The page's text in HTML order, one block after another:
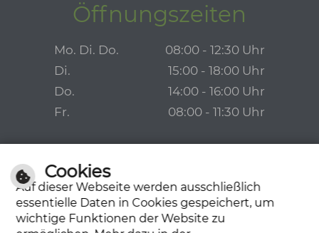
Öffnungszeiten
Mo. Di. Do.
08:00 - 12:30 Uhr
Di.
15:00 - 18:00 Uhr
Do.
14:00 - 16:00 Uhr
Fr.
08:00 - 11:30 Uhr
Cookies
Auf dieser Webseite werden ausschließlich
essentielle Daten in Cookies gespeichert, um
wichtige Funktionen der Website zu